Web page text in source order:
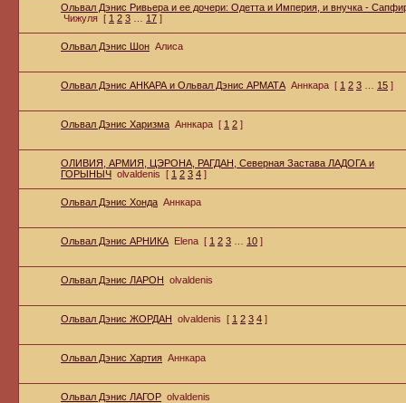
Ольвал Дэнис Ривьера и ее дочери: Одетта и Империя, и внучка -
Чижуля [ 1 2 3 17 ]
Ольвал Дэнис Шон Алиса
Ольвал Дэнис АНКАРА и Ольвал Дэнис АРМАТА Аннкара [ 1 2 3 15 ]
Ольвал Дэнис Харизма Аннкара [ 1 2 ]
ОЛИВИЯ, АРМИЯ, ЦЭРОНА, РАГДАН, Северная Застава ЛАДОГА и
ГОРЫНЫЧ olvaldenis [ 1 2 3 4 ]
Ольвал Дэнис Хонда Аннкара
Ольвал Дэнис АРНИКА Elena [ 1 2 3 10 ]
Ольвал Дэнис ЛАРОН olvaldenis
Ольвал Дэнис ЖОРДАН olvaldenis [ 1 2 3 4 ]
Ольвал Дэнис Хартия Аннкара
Ольвал Дэнис ЛАГОР olvaldenis